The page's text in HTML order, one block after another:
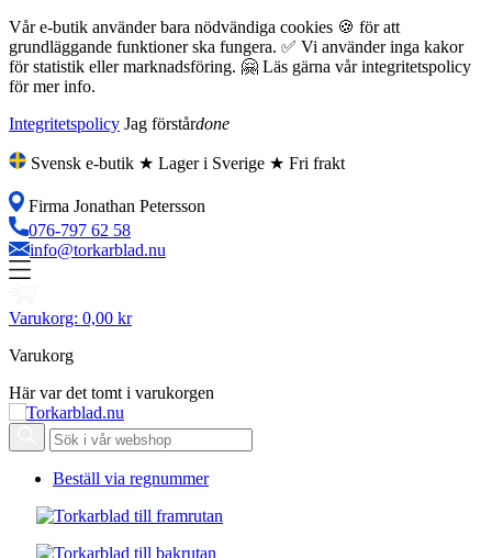
Vår e-butik använder bara nödvändiga cookies 🍪 för att
grundläggande funktioner ska fungera. ✅ Vi använder inga kakor
för statistik eller marknadsföring. 🤗 Läs gärna vår integritetspolicy
för mer info.
Integritetspolicy Jag förstårdone
Svensk e-butik ★ Lager i Sverige ★ Fri frakt
Firma Jonathan Petersson
076-797 62 58
info@torkarblad.nu
Varukorg: 0,00 kr
Varukorg
Här var det tomt i varukorgen
Beställ via regnummer